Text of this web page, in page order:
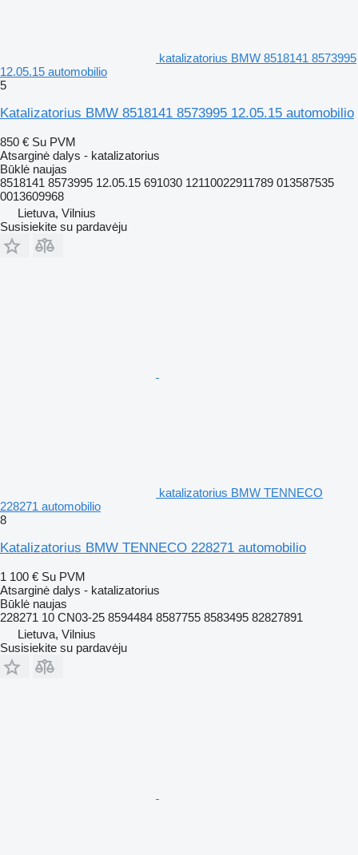
katalizatorius BMW 8518141 8573995
12.05.15 automobilio
5
Katalizatorius BMW 8518141 8573995 12.05.15 automobilio
850 € Su PVM
Atsarginė dalys - katalizatorius
Būklė naujas
8518141 8573995 12.05.15 691030 12110022911789 013587535
0013609968
Lietuva, Vilnius
Susisiekite su pardavėju
katalizatorius BMW TENNECO
228271 automobilio
8
Katalizatorius BMW TENNECO 228271 automobilio
1 100 € Su PVM
Atsarginė dalys - katalizatorius
Būklė naujas
228271 10 CN03-25 8594484 8587755 8583495 82827891
Lietuva, Vilnius
Susisiekite su pardavėju